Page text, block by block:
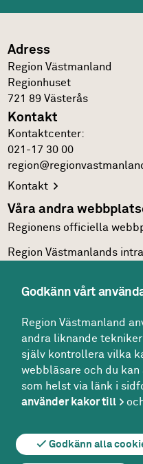
Adress
Region Västmanland
Regionhuset
721 89 Västerås
Kontakt
Kontakt­center:
021-17 30 00
Kontakt
Våra andra
Regionens officiella
Region Västmanlands
Facebook
LinkedIn
Twitter
Youtube
Om webbplatsen
Godkänn vårt
Region Västmanland
andra liknande
själv kontrollera vilka
webbläsare och du
som helst via länk i
använder kakor till
Godkänn alla